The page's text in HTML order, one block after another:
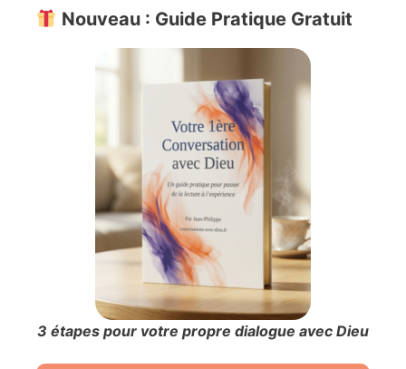
Nouveau : Guide Pratique Gratuit
3 étapes pour votre propre dialogue avec Dieu